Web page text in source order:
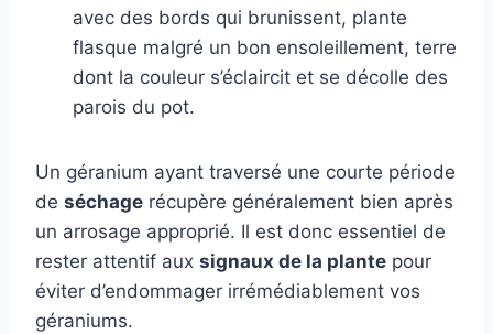
avec des bords qui brunissent, plante
flasque malgré un bon ensoleillement, terre
dont la couleur s’éclaircit et se décolle des
parois du pot.
Un géranium ayant traversé une courte période
de séchage récupère généralement bien après
un arrosage approprié. Il est donc essentiel de
rester attentif aux signaux de la plante pour
éviter d’endommager irrémédiablement vos
géraniums.